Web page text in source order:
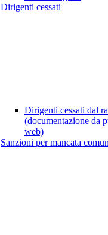
Dirigenti cessati
Dirigenti cessati dal
(documentazione da
web)
Sanzioni per mancata